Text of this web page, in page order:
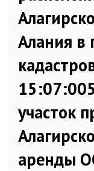
Алания в
участок
аренды